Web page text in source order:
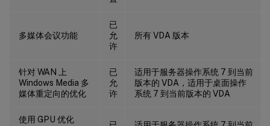
多媒体会议功能
已
允
许
所有 VDA 版本
针对 WAN 上
Windows Media 多
媒体重定向的优化
已
允
许
适用于服务器操作系统 7 到当前
版本的 VDA，适用于桌面操作
系统 7 到当前版本的 VDA
使用 GPU 优化